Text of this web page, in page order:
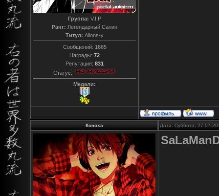
Группа: V.I.P
Ранг: Легендарный Санин
Титул: Allons-y
Сообщений: 1665
Награды: 72
Репутация: 831
Статус:
Медали:
Коноха Дата: Суббота,